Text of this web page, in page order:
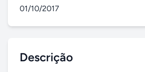
01/10/2017
Descrição